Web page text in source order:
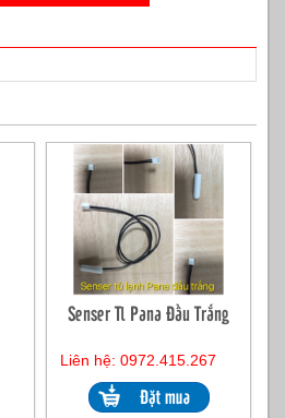
Senser Tl Pana Đầu Trắng
Liên hệ: 0972.415.267